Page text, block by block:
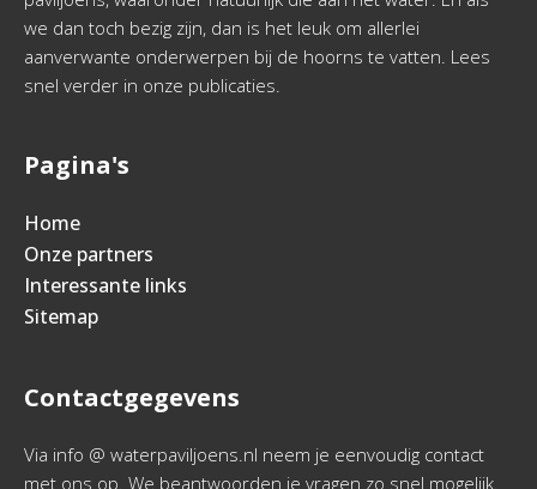
we dan toch bezig zijn, dan is het leuk om allerlei
aanverwante onderwerpen bij de hoorns te vatten. Lees
snel verder in onze publicaties.
Pagina's
Home
Onze partners
Interessante links
Sitemap
Contactgegevens
Via info @ waterpaviljoens.nl neem je eenvoudig contact
met ons op. We beantwoorden je vragen zo snel mogelijk.